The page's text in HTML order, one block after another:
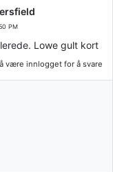
PM
Lowe gult kort
være innlogget for å svare